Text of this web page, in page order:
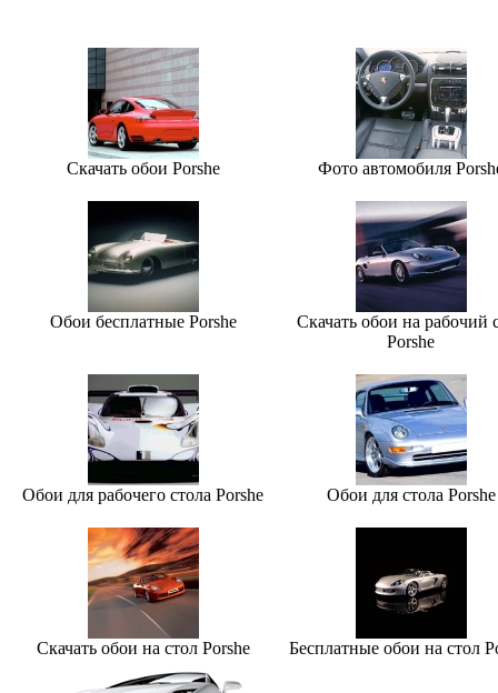
Скачать обои Porshe Фото автомобиля
Обои бесплатные Porshe
Скачать обои на рабочий
Porshe
Обои для рабочего стола Porshe Обои для стола Porshe
Скачать обои на стол Porshe Бесплатные обои на стол